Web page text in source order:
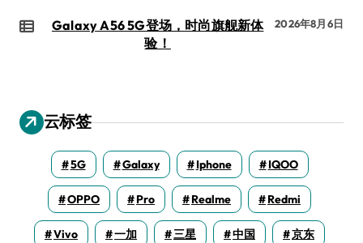
Galaxy A56 5G登场，时尚旗舰新体
验！
2026年8月6日
云标签
5G Galaxy Iphone IQOO
OPPO Pro Realme Redmi
Vivo 一加 三星 中国 京东